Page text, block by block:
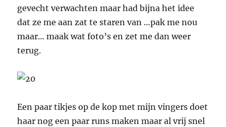
gevecht verwachten maar had bijna het idee
dat ze me aan zat te staren van …pak me nou
maar… maak wat foto’s en zet me dan weer
terug.
Een paar tikjes op de kop met mijn vingers doet
haar nog een paar runs maken maar al vrij snel